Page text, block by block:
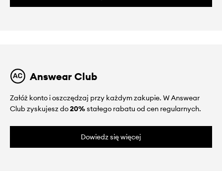
Answear Club
Załóż konto i oszczędzaj przy każdym zakupie. W Answear
Club zyskujesz do20%stałego rabatu od cen regularnych.
Dowiedz się więcej